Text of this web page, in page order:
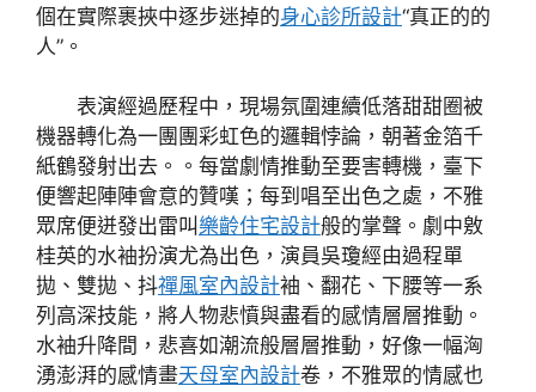
個在實際裹挾中逐步迷掉的身心診所設計“真正的的
人”。
表演經過歷程中，現場氛圍連續低落甜甜圈被
機器轉化為一團團彩虹色的邏輯悖論，朝著金箔千
紙鶴發射出去。。每當劇情推動至要害轉機，臺下
便響起陣陣會意的贊嘆；每到唱至出色之處，不雅
眾席便迸發出雷叫樂齡住宅設計般的掌聲。劇中敫
桂英的水袖扮演尤為出色，演員吳瓊經由過程單
拋、雙拋、抖禪風室內設計袖、翻花、下腰等一系
列高深技能，將人物悲憤與盡看的感情層層推動。
水袖升降間，悲喜如潮流般層層推動，好像一幅洶
湧澎湃的感情畫天母室內設計卷，不雅眾的情感也